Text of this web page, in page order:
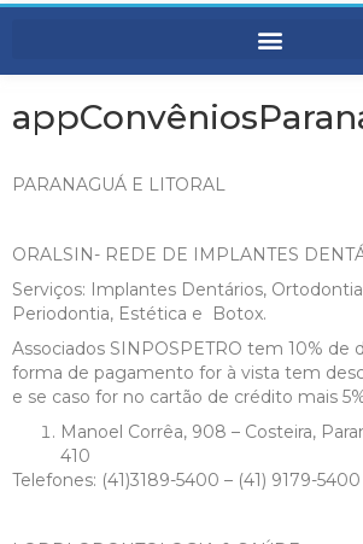
PARANAGUÁ E LITORAL
ORALSIN- REDE DE IMPLANTES
Serviços: Implantes Dentários,
Periodontia, Estética e Botox.
Associados SINPOSPETRO tem 10% de
forma de pagamento for à vista tem
e se caso for no cartão de crédito mais
Manoel Corrêa, 908 – Costeira,
410
Telefones: (41)3189-5400 – (41) 9179-5400